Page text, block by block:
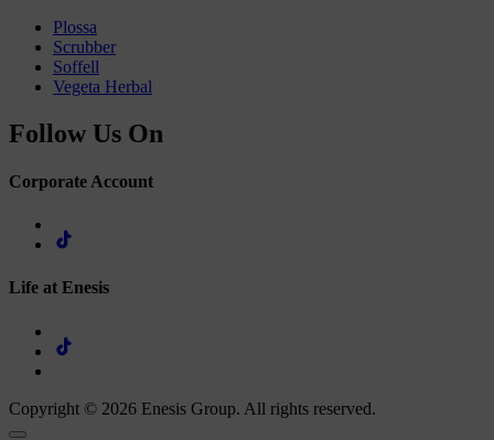
Plossa
Scrubber
Soffell
Vegeta Herbal
Follow Us On
Corporate Account
Life at Enesis
Copyright © 2026 Enesis Group. All rights reserved.